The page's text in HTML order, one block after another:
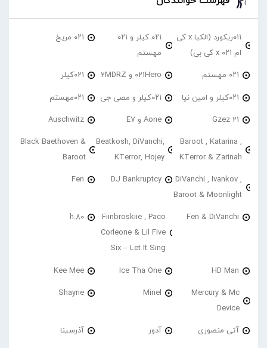
۰۱۱ریکورد (الکیا x کی
ام ۰۲۱ x کی بی)
۰۲۱ کیلر و ۰۲۱
مهستم
۰۲۱ مریخ
۰۲۱ مهستم 021Hero و 2MDRZ 021کیلر
۰۲۱کیلر و امین نیا ۰۲۱کیلر و مصی جی ۰۲۱مهستم
21 Gzez Aone و E7 Auschwitz
Baroot , Katarina ,
KTerror & Zarinah
Beatkosh, DiVanchi,
KTerror, Hojey
Black Baethoven &
Baroot
DiVanchi , Ivankov ,
Baroot & Moonlight
DJ Bankruptcy
Fen
Fen & DiVanchi
Fiinbroskiie , Paco
Corleone & Lil Five
Six – Let It Sing
h.80
HD Man
Ice Tha One
Kee Mee
Mercury & Mc
Device
Minel
Shayne
آتی منصوری آدور آذرسینا